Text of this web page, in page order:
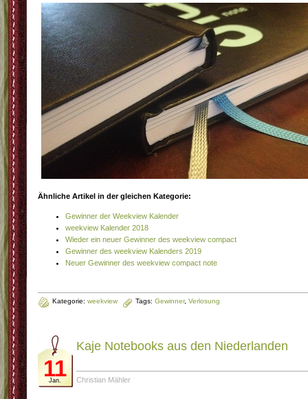
Ähnliche Artikel in der gleichen Kategorie:
Gewinner der Weekview Kalender
weekview Kalender 2018
Wieder ein neuer Gewinner des weekview compact
Gewinner des weekview Kalenders 2019
Neuer Gewinner des weekview compact note
Kategorie: weekview Tags: Gewinner, Verlosung
11
Jan.
Kaje Notebooks aus den Niederlanden
Christian Mähler